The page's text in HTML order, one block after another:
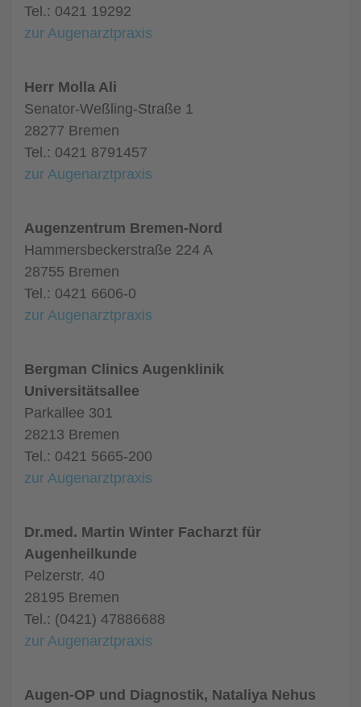
Tel.: 0421 19292
zur Augenarztpraxis
Herr Molla Ali
Senator-Weßling-Straße 1
28277 Bremen
Tel.: 0421 8791457
zur Augenarztpraxis
Augenzentrum Bremen-Nord
Hammersbeckerstraße 224 A
28755 Bremen
Tel.: 0421 6606-0
zur Augenarztpraxis
Bergman Clinics Augenklinik
Universitätsallee
Parkallee 301
28213 Bremen
Tel.: 0421 5665-200
zur Augenarztpraxis
Dr.med. Martin Winter Facharzt für
Augenheilkunde
Pelzerstr. 40
28195 Bremen
Tel.: (0421) 47886688
zur Augenarztpraxis
Augen-OP und Diagnostik, Nataliya Nehus